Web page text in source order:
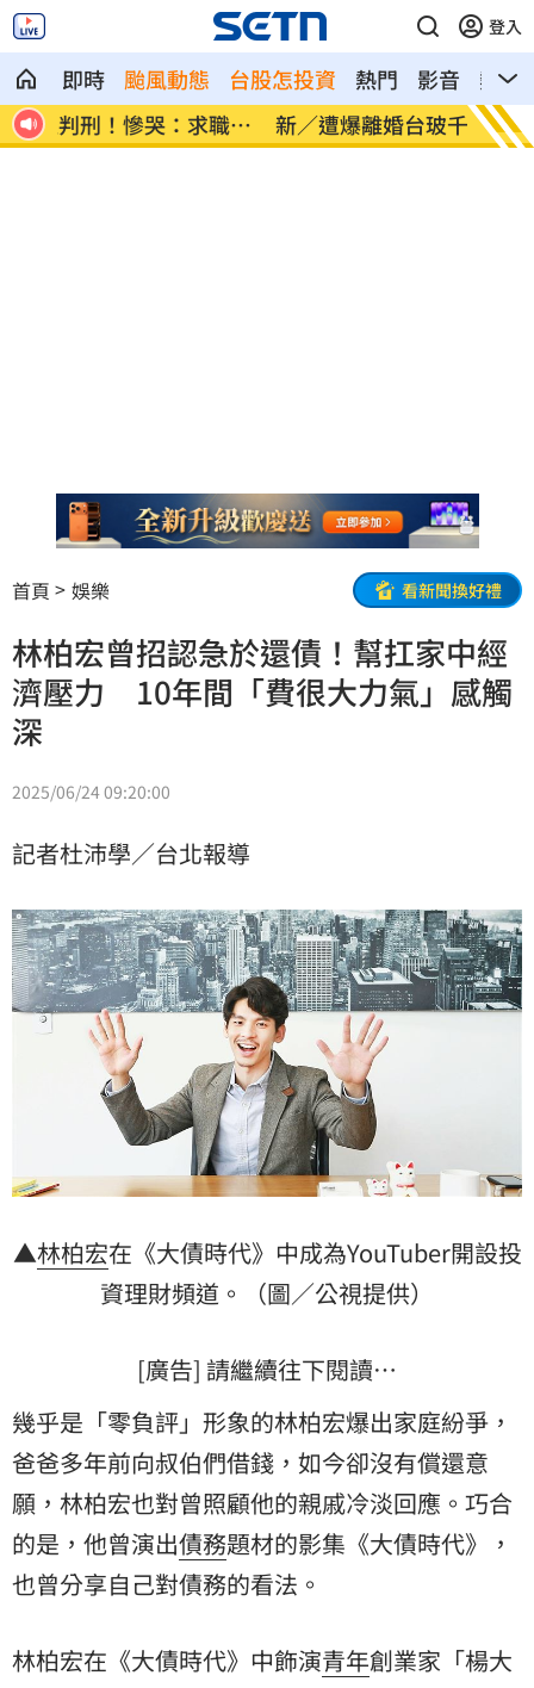
登入
即時 颱風動態 台股怎投資 熱門 影音
熱搜
碰
新／遭爆離婚台玻千金 小刀首發聲證實
白海
曝
首頁 娛樂 看新聞換好禮
林柏宏曾招認急於還債！幫扛家中經
濟壓力 10年間「費很大力氣」感觸
深
2025/06/24 09:20:00
記者杜沛學／台北報導
▲林柏宏在《大債時代》中成為YouTuber開設投
資理財頻道。（圖／公視提供）
[廣告] 請繼續往下閱讀…
幾乎是「零負評」形象的林柏宏爆出家庭紛爭，
爸爸多年前向叔伯們借錢，如今卻沒有償還意
願，林柏宏也對曾照顧他的親戚冷淡回應。巧合
的是，他曾演出債務題材的影集《大債時代》，
也曾分享自己對債務的看法。
林柏宏在《大債時代》中飾演青年創業家「楊大